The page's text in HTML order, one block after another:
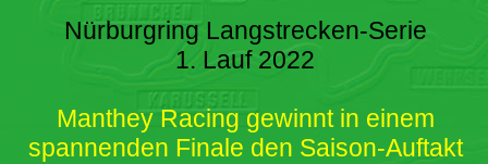
Nürburgring Langstrecken-Serie
1. Lauf 2022
Manthey Racing gewinnt in einem
spannenden Finale den Saison-Auftakt